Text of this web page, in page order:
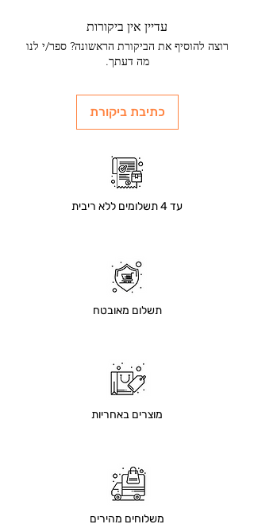
עדיין אין ביקורות
רוצה להוסיף את הביקורת הראשונה? ספר/י לנו
מה דעתך.
כתיבת ביקורת
עד 4 תשלומים ללא ריבית
תשלום מאובטח
מוצרים באחריות
משלוחים מהירים